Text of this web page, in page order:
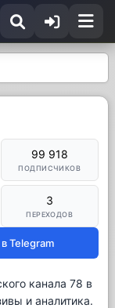
99 918
ПОДПИСЧИКОВ
3
ПЕРЕХОДОВ
Telegram
канала 78 в
и аналитика.